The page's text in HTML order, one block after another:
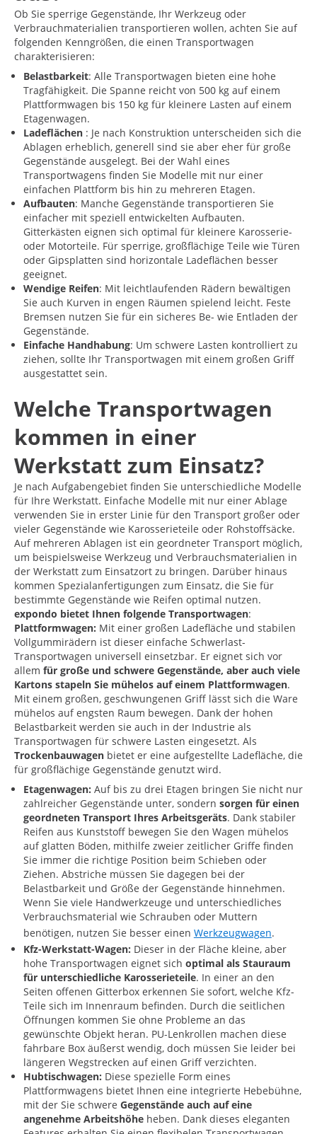
Ob Sie sperrige Gegenstände, Ihr Werkzeug oder
Verbrauchmaterialien transportieren wollen, achten Sie auf
folgenden Kenngrößen, die einen Transportwagen
charakterisieren:
Belastbarkeit: Alle Transportwagen bieten eine hohe
Tragfähigkeit. Die Spanne reicht von 500 kg auf einem
Plattformwagen bis 150 kg für kleinere Lasten auf einem
Etagenwagen.
Ladeflächen: Je nach Konstruktion unterscheiden sich die
Ablagen erheblich, generell sind sie aber eher für große
Gegenstände ausgelegt. Bei der Wahl eines
Transportwagens finden Sie Modelle mit nur einer
einfachen Plattform bis hin zu mehreren Etagen.
Aufbauten: Manche Gegenstände transportieren Sie
einfacher mit speziell entwickelten Aufbauten.
Gitterkästen eignen sich optimal für kleinere Karosserie-
oder Motorteile. Für sperrige, großflächige Teile wie Türen
oder Gipsplatten sind horizontale Ladeflächen besser
geeignet.
Wendige Reifen: Mit leichtlaufenden Rädern bewältigen
Sie auch Kurven in engen Räumen spielend leicht. Feste
Bremsen nutzen Sie für ein sicheres Be- wie Entladen der
Gegenstände.
Einfache Handhabung: Um schwere Lasten kontrolliert zu
ziehen, sollte Ihr Transportwagen mit einem großen Griff
ausgestattet sein.
Welche Transportwagen
kommen in einer
Werkstatt zum Einsatz?
Je nach Aufgabengebiet finden Sie unterschiedliche Modelle
für Ihre Werkstatt. Einfache Modelle mit nur einer Ablage
verwenden Sie in erster Linie für den Transport großer oder
vieler Gegenstände wie Karosserieteile oder Rohstoffsäcke.
Auf mehreren Ablagen ist ein geordneter Transport möglich,
um beispielsweise Werkzeug und Verbrauchsmaterialien in
der Werkstatt zum Einsatzort zu bringen. Darüber hinaus
kommen Spezialanfertigungen zum Einsatz, die Sie für
bestimmte Gegenstände wie Reifen optimal nutzen.
expondo bietet Ihnen folgende Transportwagen:
Plattformwagen: Mit einer großen Ladefläche und stabilen
Vollgummirädern ist dieser einfache Schwerlast-
Transportwagen universell einsetzbar. Er eignet sich vor
allem für große und schwere Gegenstände, aber auch viele
Kartons stapeln Sie mühelos auf einem Plattformwagen.
Mit einem großen, geschwungenen Griff lässt sich die Ware
mühelos auf engsten Raum bewegen. Dank der hohen
Belastbarkeit werden sie auch in der Industrie als
Transportwagen für schwere Lasten eingesetzt. Als
Trockenbauwagen bietet er eine aufgestellte Ladefläche, die
für großflächige Gegenstände genutzt wird.
Etagenwagen: Auf bis zu drei Etagen bringen Sie nicht nur
zahlreicher Gegenstände unter, sondern sorgen für einen
geordneten Transport Ihres Arbeitsgeräts. Dank stabiler
Reifen aus Kunststoff bewegen Sie den Wagen mühelos
auf glatten Böden, mithilfe zweier zeitlicher Griffe finden
Sie immer die richtige Position beim Schieben oder
Ziehen. Abstriche müssen Sie dagegen bei der
Belastbarkeit und Größe der Gegenstände hinnehmen.
Wenn Sie viele Handwerkzeuge und unterschiedliches
Verbrauchsmaterial wie Schrauben oder Muttern
benötigen, nutzen Sie besser einen Werkzeugwagen.
Kfz-Werkstatt-Wagen: Dieser in der Fläche kleine, aber
hohe Transportwagen eignet sich optimal als Stauraum
für unterschiedliche Karosserieteile. In einer an den
Seiten offenen Gitterbox erkennen Sie sofort, welche Kfz-
Teile sich im Innenraum befinden. Durch die seitlichen
Öffnungen kommen Sie ohne Probleme an das
gewünschte Objekt heran. PU-Lenkrollen machen diese
fahrbare Box äußerst wendig, doch müssen Sie leider bei
längeren Wegstrecken auf einen Griff verzichten.
Hubtischwagen: Diese spezielle Form eines
Plattformwagens bietet Ihnen eine integrierte Hebebühne,
mit der Sie schwere Gegenstände auch auf eine
angenehme Arbeitshöheheben. Dank dieses eleganten